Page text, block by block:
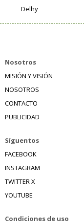
Delhy
Nosotros
MISIÓN Y VISIÓN
NOSOTROS
CONTACTO
PUBLICIDAD
Síguentos
FACEBOOK
INSTAGRAM
TWITTER X
YOUTUBE
Condiciones de uso